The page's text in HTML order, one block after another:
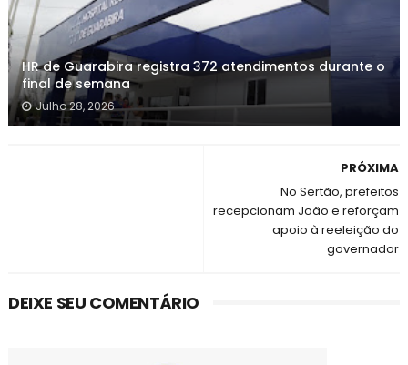
HR de Guarabira registra 372 atendimentos durante o
final de semana
Julho 28, 2026
PRÓXIMA
No Sertão, prefeitos
recepcionam João e reforçam
apoio à reeleição do
governador
DEIXE SEU COMENTÁRIO